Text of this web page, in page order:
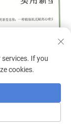
If you
cookies.